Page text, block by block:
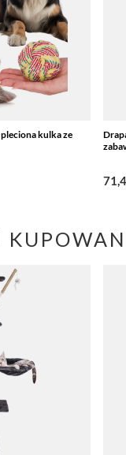
pleciona kulka ze